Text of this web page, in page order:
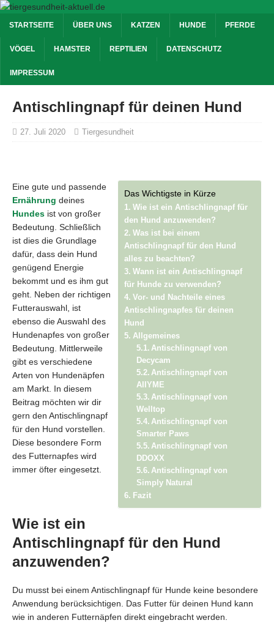
STARTSEITE ÜBER UNS KATZEN HUNDE PFERDE
VÖGEL HAMSTER REPTILIEN DATENSCHUTZ
IMPRESSUM
Antischlingnapf für deinen Hund
27. Juli 2020 Tiergesundheit
Das Wichtigste in Kürze
Wie ist ein Antischlingnapf für
den Hund anzuwenden?
Was ist bei einem
Antischlingnapf für den Hund
alles zu beachten?
Wann ist ein Antischlingnapf
für Hunde zu verwenden?
Vor- und Nachteile eines
Antischlingnapfes für deinen
Hund
Allgemeines
Antischlingnapf von
Decycam
Antischlingnapf von
AIIYME
Antischlingnapf von
Welltop
Antischlingnapf von
Smarter Paws
Antischlingnapf von
DDOXX
Antischlingnapf von
Simply Natural
Fazit
Eine gute und passende
Ernährung deines
Hundes ist von großer
Bedeutung. Schließlich
ist dies die Grundlage
dafür, dass dein Hund
genügend Energie
bekommt und es ihm gut
geht. Neben der richtigen
Futterauswahl, ist
ebenso die Auswahl des
Hundenapfes von großer
Bedeutung. Mittlerweile
gibt es verschiedene
Arten von Hundenäpfen
am Markt. In diesem
Beitrag möchten wir dir
gern den Antischlingnapf
für den Hund vorstellen.
Diese besondere Form
des Futternapfes wird
immer öfter eingesetzt.
Wie ist ein
Antischlingnapf für den Hund
anzuwenden?
Du musst bei einem Antischlingnapf für Hunde keine besondere
Anwendung berücksichtigen. Das Futter für deinen Hund kann
wie in anderen Futternäpfen direkt eingebracht werden.